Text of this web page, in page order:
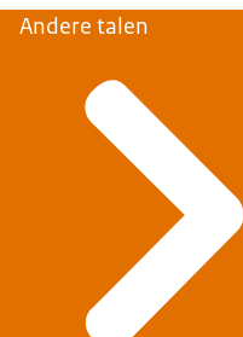
Andere talen